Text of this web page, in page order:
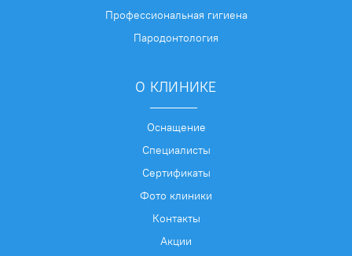
Профессиональная гигиена
Пародонтология
О КЛИНИКЕ
Оснащение
Специалисты
Сертификаты
Фото клиники
Контакты
Акции